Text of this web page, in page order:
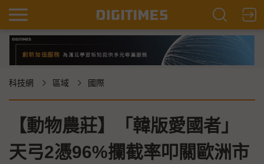
科技網 區域 國際
【動物農莊】「韓版愛國者」
天弓2憑96%攔截率叩關歐洲市